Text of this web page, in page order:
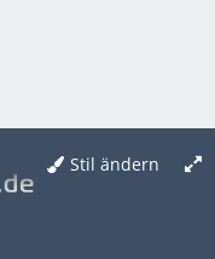
Stil ändern